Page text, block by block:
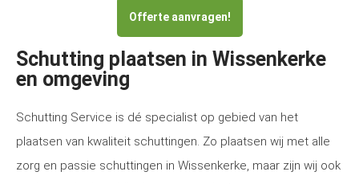
Offerte aanvragen!
Schutting plaatsen in Wissenkerke
en omgeving
Schutting Service is dé specialist op gebied van het
plaatsen van kwaliteit schuttingen. Zo plaatsen wij met alle
zorg en passie schuttingen in Wissenkerke, maar zijn wij ook